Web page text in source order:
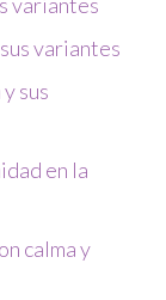
variantes
variantes
sus
en la
calma y